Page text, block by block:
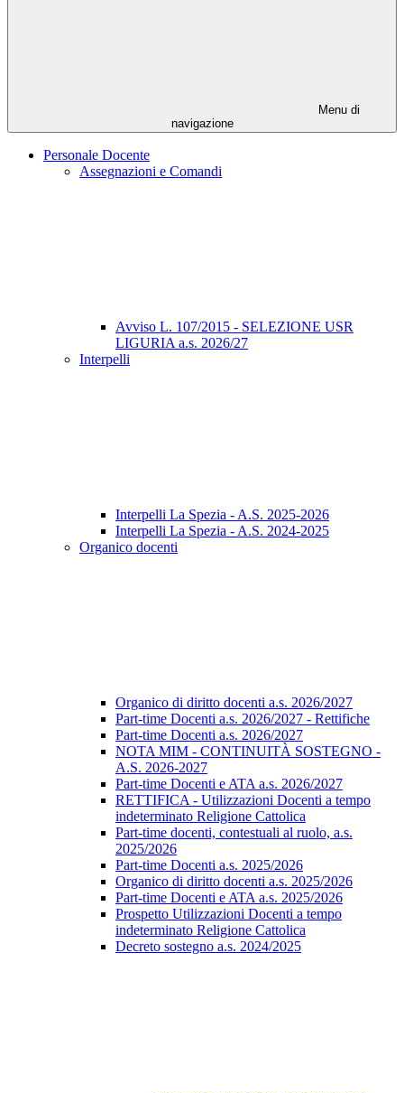
Menu di
navigazione
Personale Docente
Assegnazioni e Comandi
Avviso L. 107/2015 - SELEZIONE USR
LIGURIA a.s. 2026/27
Interpelli
Interpelli La Spezia - A.S. 2025-2026
Interpelli La Spezia - A.S. 2024-2025
Organico docenti
Organico di diritto docenti a.s. 2026/2027
Part-time Docenti a.s. 2026/2027 - Rettifiche
Part-time Docenti a.s. 2026/2027
NOTA MIM - CONTINUITÀ SOSTEGNO -
A.S. 2026-2027
Part-time Docenti e ATA a.s. 2026/2027
RETTIFICA - Utilizzazioni Docenti a tempo
indeterminato Religione Cattolica
Part-time docenti, contestuali al ruolo, a.s.
2025/2026
Part-time Docenti a.s. 2025/2026
Organico di diritto docenti a.s. 2025/2026
Part-time Docenti e ATA a.s. 2025/2026
Prospetto Utilizzazioni Docenti a tempo
indeterminato Religione Cattolica
Decreto sostegno a.s. 2024/2025